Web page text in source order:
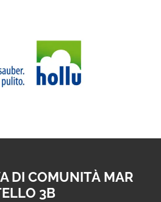
DI COMUNITÀ MAR
3B